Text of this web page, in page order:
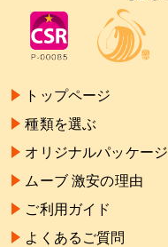
トップページ
種類を選ぶ
オリジナルパッケージ
ムーブ 激安の理由
ご利用ガイド
よくあるご質問